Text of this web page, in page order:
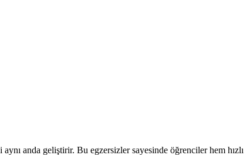
anda geliştirir. Bu egzersizler sayesinde öğrenciler hem hızlı